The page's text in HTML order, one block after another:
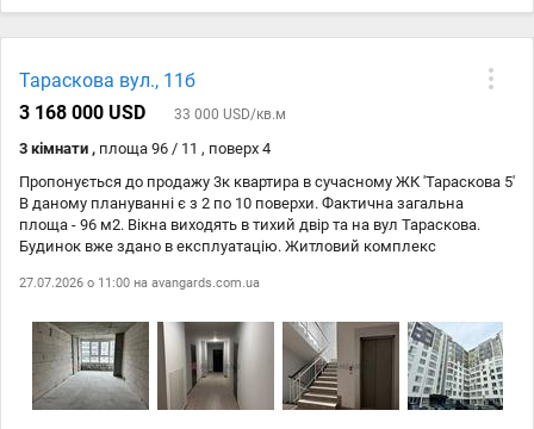
Тараскова вул., 11б
3 168 000 USD
33 000 USD/кв.м
3 кімнати , площа 96 / 11 , поверх 4
Пропонується до продажу 3к квартира в сучасному ЖК 'Тараскова 5'
В даному плануванні є з 2 по 10 поверхи. Фактична загальна
площа - 96 м2. Вікна виходять в тихий двір та на вул Тараскова.
Будинок вже здано в експлуатацію. Житловий комплекс
Будинок каркасно-монолітний, 10-ти поверховий. Зовнішні стіни з
плитами товщиною 100 мм, оздоблені декоративною
штукатуркою. Лоджії засклені. Будинок під електроплити, система
опалення з вертикальними стояками і горизонтальним
поквартирним розведенням (передбачено місце для встановлення
27.07.2026 о 11:00 на avangards.com.ua